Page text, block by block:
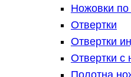
Ножовки
Отвертки
Отвертки
Отвертки с
Полотна